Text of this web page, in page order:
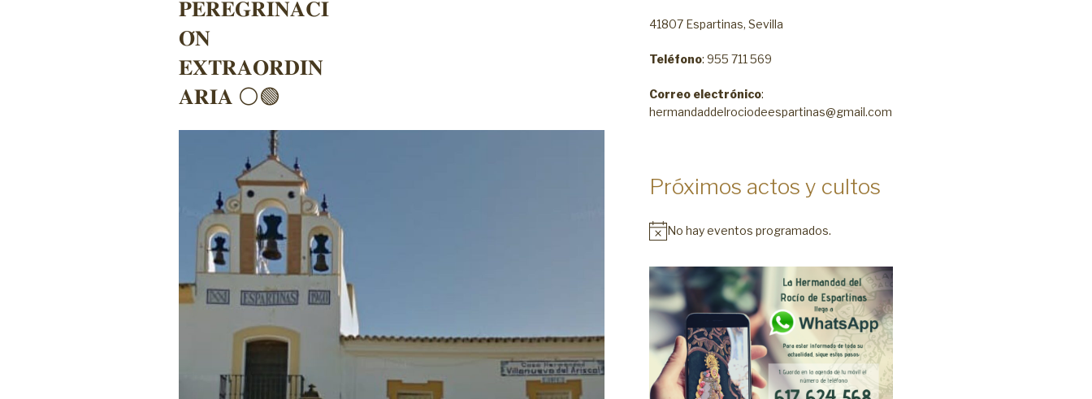
𝐏𝐄𝐑𝐄𝐆𝐑𝐈𝐍𝐀𝐂𝐈
𝐎́𝐍
𝐄𝐗𝐓𝐑𝐀𝐎𝐑𝐃𝐈𝐍
𝐀𝐑𝐈𝐀 ⚪🟢
41807 Espartinas, Sevilla
Teléfono: 955 711 569
Correo electrónico:
hermandaddelrociodeespartinas@gmail.com
Próximos actos y cultos
No hay eventos programados.